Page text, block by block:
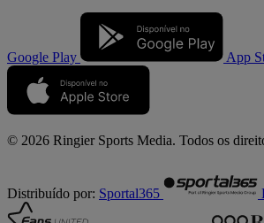
Google Play App
© 2026 Ringier Sports Media. Todos os
Distribuído por: Sportal365